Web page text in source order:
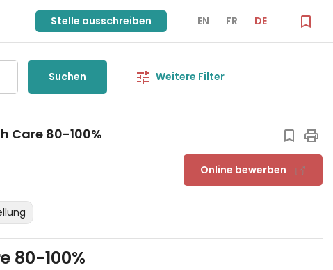
Stelle ausschreiben EN FR DE
Suchen Weitere Filter
Care 80-100%
Online bewerben
80-100%